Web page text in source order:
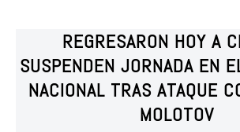
REGRESARON HOY A
SUSPENDEN JORNADA EN
NACIONAL TRAS ATAQUE
MOLOTOV